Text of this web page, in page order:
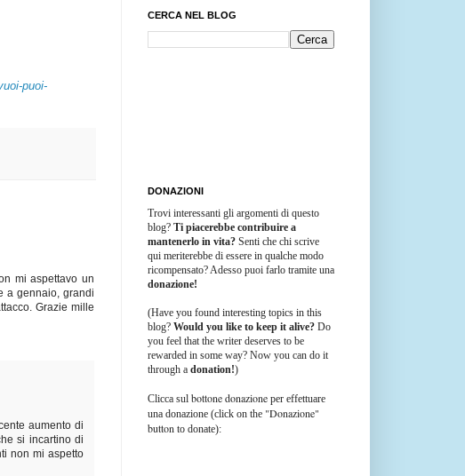
puoi-
mi aspettavo un
a gennaio, grandi
Grazie mille
aumento di
si incartino di
non mi aspetto
CERCA NEL BLOG
DONAZIONI
Trovi interessanti gli argomenti di questo
blog? Ti piacerebbe contribuire a
mantenerlo in vita? Senti che chi scrive
qui meriterebbe di essere in qualche modo
ricompensato? Adesso puoi farlo tramite una
donazione!
(Have you found interesting topics in this
blog? Would you like to keep it alive? Do
you feel that the writer deserves to be
rewarded in some way? Now you can do it
through a donation!)
Clicca sul bottone donazione per effettuare
una donazione (click on the "Donazione"
button to donate):